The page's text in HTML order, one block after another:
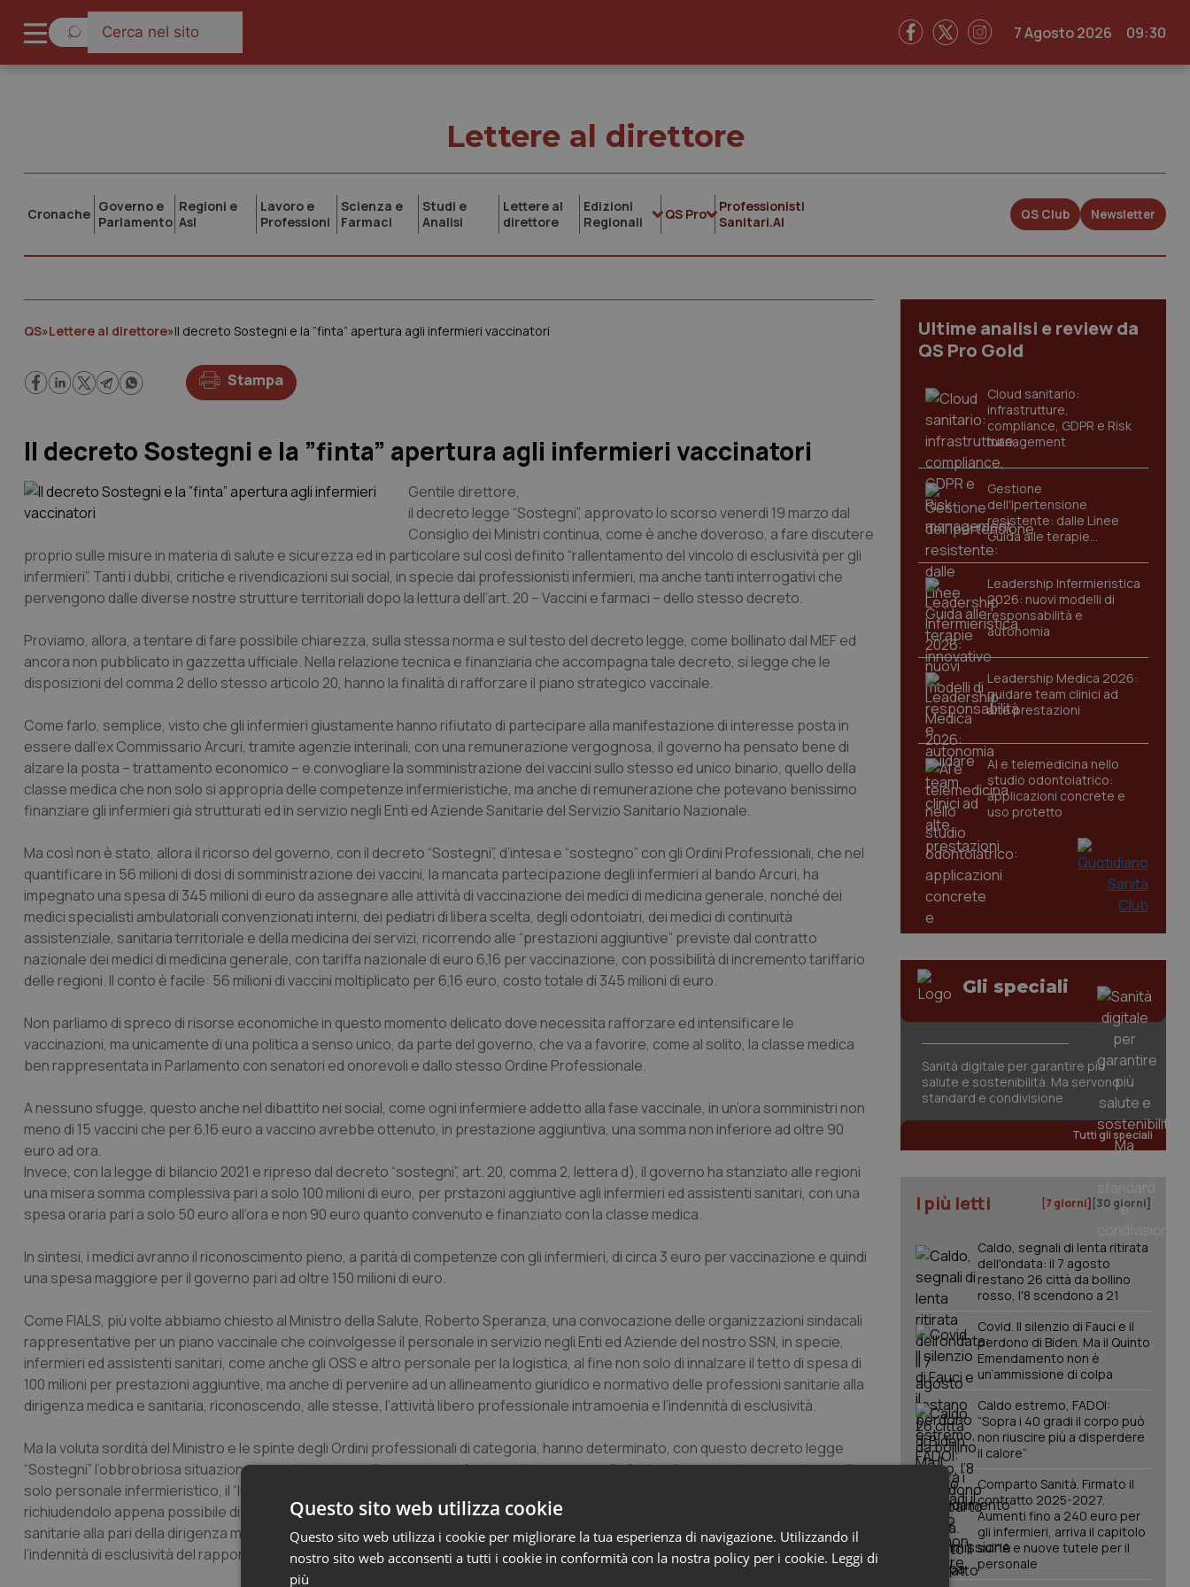
7 Agosto 2026 09:30
Lettere al direttore
Cronache Governo e
Parlamento
Regioni e
Asl
Lavoro e
Professioni
Scienza e
Farmaci
Studi e
Analisi
Lettere al
direttore
Edizioni
Regionali
QS Pro
Professionisti
Sanitari.AI
QS Club Newsletter
QS»Lettere al direttore»Il decreto Sostegni e la ”finta” apertura agli infermieri vaccinatori
Stampa
Il decreto Sostegni e la ”finta” apertura agli infermieri vaccinatori
Gentile direttore,
il decreto legge “Sostegni”, approvato lo scorso venerdì 19 marzo dal
Consiglio dei Ministri continua, come è anche doveroso, a fare discutere
proprio sulle misure in materia di salute e sicurezza ed in particolare sul così definito “rallentamento del vincolo di esclusività per gli
infermieri”. Tanti i dubbi, critiche e rivendicazioni sui social, in specie dai professionisti infermieri, ma anche tanti interrogativi che
pervengono dalle diverse nostre strutture territoriali dopo la lettura dell’art. 20 – Vaccini e farmaci – dello stesso decreto.
Proviamo, allora, a tentare di fare possibile chiarezza, sulla stessa norma e sul testo del decreto legge, come bollinato dal MEF ed
ancora non pubblicato in gazzetta ufficiale. Nella relazione tecnica e finanziaria che accompagna tale decreto, si legge che le
disposizioni del comma 2 dello stesso articolo 20, hanno la finalità di rafforzare il piano strategico vaccinale.
Come farlo, semplice, visto che gli infermieri giustamente hanno rifiutato di partecipare alla manifestazione di interesse posta in
essere dall’ex Commissario Arcuri, tramite agenzie interinali, con una remunerazione vergognosa, il governo ha pensato bene di
alzare la posta – trattamento economico – e convogliare la somministrazione dei vaccini sullo stesso ed unico binario, quello della
classe medica che non solo si appropria delle competenze infermieristiche, ma anche di remunerazione che potevano benissimo
finanziare gli infermieri già strutturati ed in servizio negli Enti ed Aziende Sanitarie del Servizio Sanitario Nazionale.
Ma così non è stato, allora il ricorso del governo, con il decreto “Sostegni”, d’intesa e “sostegno” con gli Ordini Professionali, che nel
quantificare in 56 milioni di dosi di somministrazione dei vaccini, la mancata partecipazione degli infermieri al bando Arcuri, ha
impegnato una spesa di 345 milioni di euro da assegnare alle attività di vaccinazione dei medici di medicina generale, nonché dei
medici specialisti ambulatoriali convenzionati interni, dei pediatri di libera scelta, degli odontoiatri, dei medici di continuità
assistenziale, sanitaria territoriale e della medicina dei servizi, ricorrendo alle “prestazioni aggiuntive” previste dal contratto
nazionale dei medici di medicina generale, con tariffa nazionale di euro 6,16 per vaccinazione, con possibilità di incremento tariffario
delle regioni. Il conto è facile: 56 milioni di vaccini moltiplicato per 6,16 euro, costo totale di 345 milioni di euro.
Non parliamo di spreco di risorse economiche in questo momento delicato dove necessita rafforzare ed intensificare le
vaccinazioni, ma unicamente di una politica a senso unico, da parte del governo, che va a favorire, come al solito, la classe medica
ben rappresentata in Parlamento con senatori ed onorevoli e dallo stesso Ordine Professionale.
A nessuno sfugge, questo anche nel dibattito nei social, come ogni infermiere addetto alla fase vaccinale, in un’ora somministri non
meno di 15 vaccini che per 6,16 euro a vaccino avrebbe ottenuto, in prestazione aggiuntiva, una somma non inferiore ad oltre 90
euro ad ora.
Invece, con la legge di bilancio 2021 e ripreso dal decreto “sostegni”, art. 20, comma 2, lettera d), il governo ha stanziato alle regioni
una misera somma complessiva pari a solo 100 milioni di euro, per prstazoni aggiuntive agli infermieri ed assistenti sanitari, con una
spesa oraria pari a solo 50 euro all’ora e non 90 euro quanto convenuto e finanziato con la classe medica.
In sintesi, i medici avranno il riconoscimento pieno, a parità di competenze con gli infermieri, di circa 3 euro per vaccinazione e quindi
una spesa maggiore per il governo pari ad oltre 150 milioni di euro.
Come FIALS, più volte abbiamo chiesto al Ministro della Salute, Roberto Speranza, una convocazione delle organizzazioni sindacali
rappresentative per un piano vaccinale che coinvolgesse il personale in servizio negli Enti ed Aziende del nostro SSN, in specie,
infermieri ed assistenti sanitari, come anche gli OSS e altro personale per la logistica, al fine non solo di innalzare il tetto di spesa di
100 milioni per prestazioni aggiuntive, ma anche di pervenire ad un allineamento giuridico e normativo delle professioni sanitarie alla
dirigenza medica e sanitaria, riconoscendo, alle stesse, l’attività libero professionale intramoenia e l’indennità di esclusività.
Ma la voluta sordità del Ministro e le spinte degli Ordini professionali di categoria, hanno determinato, con questo decreto legge
“Sostegni” l’obbrobriosa situazione, a nostro parere, di un governo che pone “una panacea”, allentando momentaneamente per il
solo personale infermieristico, il “lucchetto della gabbia del rapporto di esclusività”, perché ne trae profitto per le vaccinazioni e
richiudendolo appena possibile disconoscendo la professionalità ed autonomia professionale delle professioni infermieristiche e
sanitarie alla pari della dirigenza medica che continuerà, imperterrita, ad avere il predominio dell’attività libero professionale e
l’indennità di esclusività del rapporto di lavoro.
Ultime analisi e review da
QS Pro Gold
Cloud sanitario:
infrastrutture,
compliance, GDPR e Risk
management
Gestione
dell'Ipertensione
resistente: dalle Linee
Guida alle terapie
innovative
Leadership Infermieristica
2026: nuovi modelli di
responsabilità e
autonomia
Leadership Medica 2026:
guidare team clinici ad
alte prestazioni
AI e telemedicina nello
studio odontoiatrico:
applicazioni concrete e
uso protetto
Gli speciali
Sanità digitale per garantire più
salute e sostenibilità. Ma servono
standard e condivisione
Tutti gli speciali
I più letti [7 giorni] [30 giorni]
Caldo, segnali di lenta ritirata
dell'ondata: il 7 agosto
restano 26 città da bollino
rosso, l'8 scendono a 21
Covid. Il silenzio di Fauci e il
perdono di Biden. Ma il Quinto
Emendamento non è
un’ammissione di colpa
Caldo estremo, FADOI:
“Sopra i 40 gradi il corpo può
non riuscire più a disperdere
il calore”
Comparto Sanità. Firmato il
contratto 2025-2027.
Aumenti fino a 240 euro per
gli infermieri, arriva il capitolo
sull'IA e nuove tutele per il
personale
Questo sito web utilizza cookie
Questo sito web utilizza i cookie per migliorare la tua esperienza di navigazione. Utilizzando il
nostro sito web acconsenti a tutti i cookie in conformità con la nostra policy per i cookie. Leggi di
più